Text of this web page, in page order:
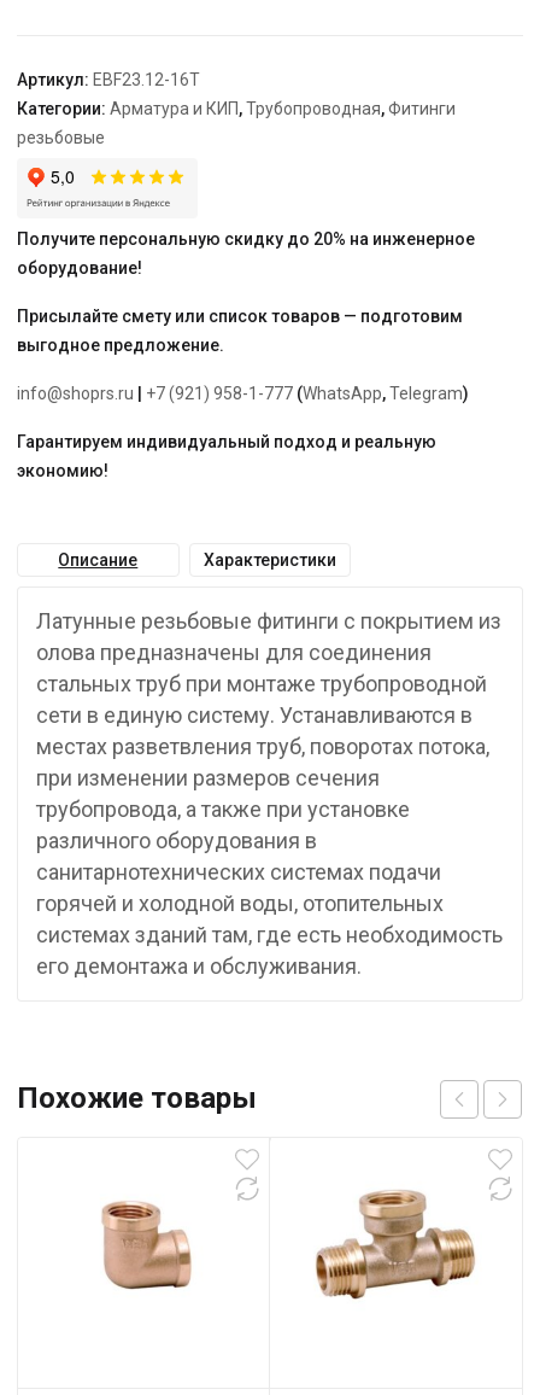
с
покрытием
TIN
"ELSEN"
Артикул: EBF23.12-16T
Категории: Арматура и КИП,Трубопроводная,Фитинги
резьбовые
Получите персональную скидку до 20% на инженерное
оборудование!
Присылайте смету или список товаров — подготовим
выгодное предложение.
info@shoprs.ru +7 (921) 958-1-777 (WhatsApp,Telegram)
Гарантируем индивидуальный подход и реальную
экономию!
Описание Характеристики
Латунные резьбовые фитинги с покрытием из
олова предназначены для соединения
стальных труб при монтаже трубопроводной
сети в единую систему. Устанавливаются в
местах разветвления труб, поворотах потока,
при изменении размеров сечения
трубопровода, а также при установке
различного оборудования в
санитарнотехнических системах подачи
горячей и холодной воды, отопительных
системах зданий там, где есть необходимость
его демонтажа и обслуживания.
Похожие товары